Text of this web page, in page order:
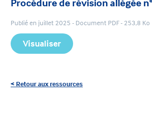
Procédure de révision allégée
Publié en juillet 2025 - Document PDF - 253,8 Ko
Visualiser
< Retour aux ressources